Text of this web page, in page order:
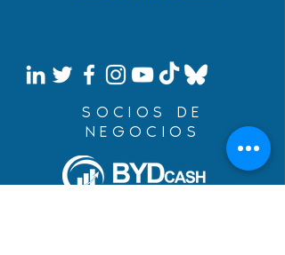
SOCIOS DE
NEGOCIOS